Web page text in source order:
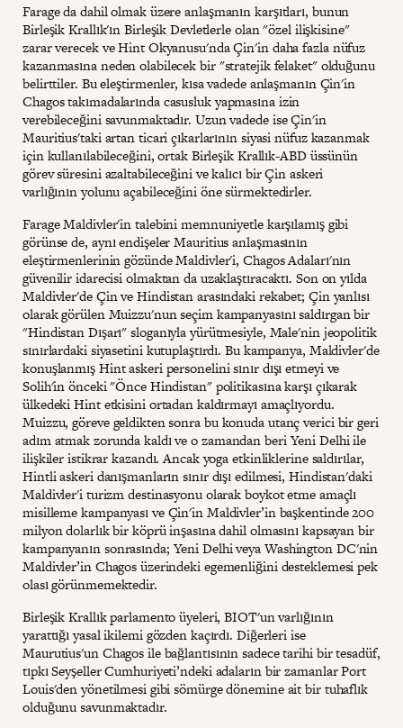
Farage da dahil olmak üzere anlaşmanın karşıtları, bunun
Birleşik Krallık'ın Birleşik Devletlerle olan "özel ilişkisine"
zarar verecek ve Hint Okyanusu'nda Çin'in daha fazla nüfuz
kazanmasına neden olabilecek bir "stratejik felaket" olduğunu
belirttiler. Bu eleştirmenler, kısa vadede anlaşmanın Çin'in
Chagos takımadalarında casusluk yapmasına izin
verebileceğini savunmaktadır. Uzun vadede ise Çin'in
Mauritius'taki artan ticari çıkarlarının siyasi nüfuz kazanmak
için kullanılabileceğini, ortak Birleşik Krallık-ABD üssünün
görev süresini azaltabileceğini ve kalıcı bir Çin askeri
varlığının yolunu açabileceğini öne sürmektedirler.
Farage Maldivler'in talebini memnuniyetle karşılamış gibi
görünse de, aynı endişeler Mauritius anlaşmasının
eleştirmenlerinin gözünde Maldivler'i, Chagos Adaları'nın
güvenilir idarecisi olmaktan da uzaklaştıracaktı. Son on yılda
Maldivler'de Çin ve Hindistan arasındaki rekabet; Çin yanlısı
olarak görülen Muizzu'nun seçim kampanyasını saldırgan bir
"Hindistan Dışarı" sloganıyla yürütmesiyle, Male'nin jeopolitik
sınırlardaki siyasetini kutuplaştırdı. Bu kampanya, Maldivler'de
konuşlanmış Hint askeri personelini sınır dışı etmeyi ve
Solih'in önceki "Önce Hindistan" politikasına karşı çıkarak
ülkedeki Hint etkisini ortadan kaldırmayı amaçlıyordu.
Muizzu, göreve geldikten sonra bu konuda utanç verici bir geri
adım atmak zorunda kaldı ve o zamandan beri Yeni Delhi ile
ilişkiler istikrar kazandı. Ancak yoga etkinliklerine saldırılar,
Hintli askeri danışmanların sınır dışı edilmesi, Hindistan'daki
Maldivler'i turizm destinasyonu olarak boykot etme amaçlı
misilleme kampanyası ve Çin'in Maldivler’in başkentinde 200
milyon dolarlık bir köprü inşasına dahil olmasını kapsayan bir
kampanyanın sonrasında; Yeni Delhi veya Washington DC'nin
Maldivler’in Chagos üzerindeki egemenliğini desteklemesi pek
olası görünmemektedir.
Birleşik Krallık parlamento üyeleri, BIOT'un varlığının
yarattığı yasal ikilemi gözden kaçırdı. Diğerleri ise
Maurutius'un Chagos ile bağlantısının sadece tarihi bir tesadüf,
tıpkı Seyşeller Cumhuriyeti’ndeki adaların bir zamanlar Port
Louis'den yönetilmesi gibi sömürge dönemine ait bir tuhaflık
olduğunu savunmaktadır.